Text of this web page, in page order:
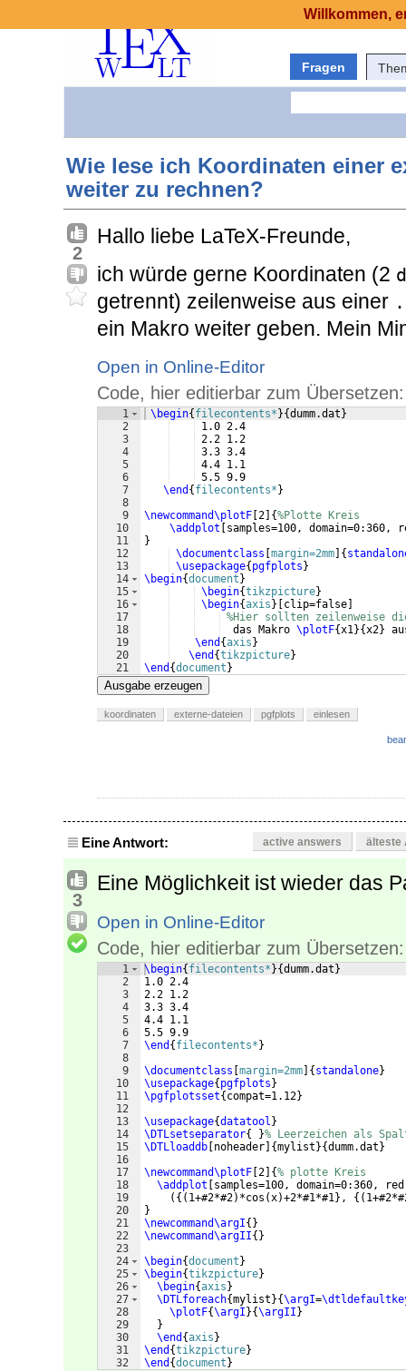
Fragen
Wie lese ich Koordinaten einer
weiter zu rechnen?
2
Hallo liebe LaTeX-Freunde,
ich würde gerne Koordinaten (2
getrennt) zeilenweise aus einer
ein Makro weiter geben. Mein
Open in Online-Editor
Code, hier editierbar zum Übersetzen:
1
2
3
4
5
6
7
8
9
10
11
12
13
14
15
16
17
18
19
20
21
\begin{ filecontents* }{dumm.dat }
1.0 2.4
2.2 1.2
3.3 3.4
4.4 1.1
5.5 9.9
\end { filecontents* }
\newcommand\plotF 2 {%Plotte Kreis
\addplot
samples=100, domain=0:360,
}
\documentclass margin=2mm {
\usepackage{ pgfplots }
\begin{document }
\begin{tikzpicture}
\begin{axis } clip=false
%Hier sollten zeilenweise
  das Makro
\plotF{x1}{x2}
\end {axis }
\end {tikzpicture}
\end {document }
Ausgabe erzeugen
koordinaten externe-dateien pgfplots einlesen
Eine Antwort: active answers älteste
3
Eine Möglichkeit ist wieder das
Open in Online-Editor
Code, hier editierbar zum Übersetzen:
1
2
3
4
5
6
7
8
9
10
11
12
13
14
15
16
17
18
19
20
21
22
23
24
25
26
27
28
29
30
31
32
\begin{ filecontents* }{dumm.dat }
1.0 2.4
2.2 1.2
3.3 3.4
4.4 1.1
5.5 9.9
\end { filecontents* }
\documentclass margin=2mm { standalone}
\usepackage{ pgfplots }
\pgfplotsset{ compat=1.12}
\usepackage{datatool }
\DTLsetseparator{ }% Leerzeichen als
\DTLloaddb noheader {mylist }{dumm.dat }
\newcommand\plotF 2 {% plotte Kreis
\addplot
samples=100, domain=0:360, red
({( 1+#2*#2) *cos (x)+2*#1*#1} , {(
}
\newcommand\argI{ }
\newcommand\argII{ }
\begin{document }
\begin{tikzpicture}
\begin{axis }
\DTLforeach{mylist }{\argI=
\plotF{\argI }{\argII }
}
\end {axis }
\end {tikzpicture}
\end {document }
Willkommen,